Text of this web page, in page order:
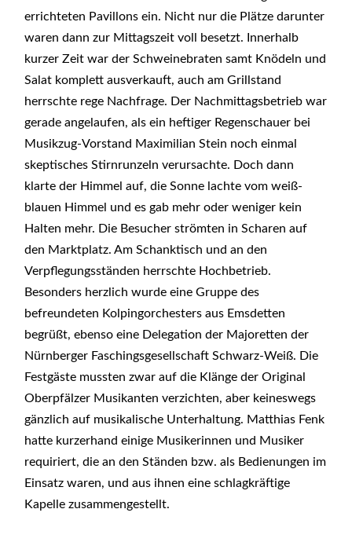
errichteten Pavillons ein. Nicht nur die Plätze darunter
waren dann zur Mittagszeit voll besetzt. Innerhalb
kurzer Zeit war der Schweinebraten samt Knödeln und
Salat komplett ausverkauft, auch am Grillstand
herrschte rege Nachfrage. Der Nachmittagsbetrieb war
gerade angelaufen, als ein heftiger Regenschauer bei
Musikzug-Vorstand Maximilian Stein noch einmal
skeptisches Stirnrunzeln verursachte. Doch dann
klarte der Himmel auf, die Sonne lachte vom weiß-
blauen Himmel und es gab mehr oder weniger kein
Halten mehr. Die Besucher strömten in Scharen auf
den Marktplatz. Am Schanktisch und an den
Verpflegungsständen herrschte Hochbetrieb.
Besonders herzlich wurde eine Gruppe des
befreundeten Kolpingorchesters aus Emsdetten
begrüßt, ebenso eine Delegation der Majoretten der
Nürnberger Faschingsgesellschaft Schwarz-Weiß. Die
Festgäste mussten zwar auf die Klänge der Original
Oberpfälzer Musikanten verzichten, aber keineswegs
gänzlich auf musikalische Unterhaltung. Matthias Fenk
hatte kurzerhand einige Musikerinnen und Musiker
requiriert, die an den Ständen bzw. als Bedienungen im
Einsatz waren, und aus ihnen eine schlagkräftige
Kapelle zusammengestellt.